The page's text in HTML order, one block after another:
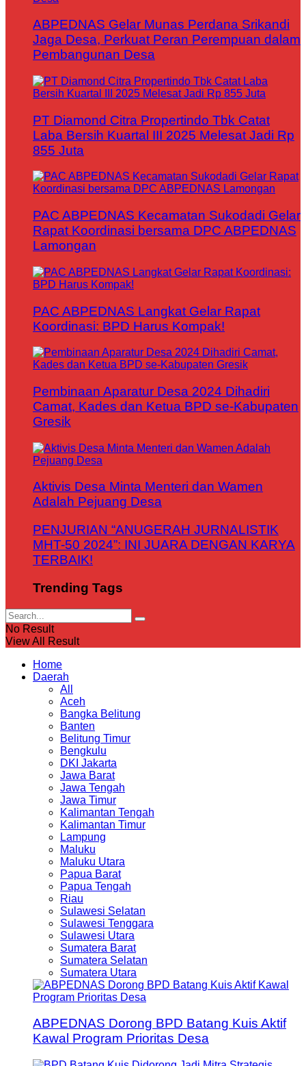
ABPEDNAS Gelar Munas Perdana Srikandi
Jaga Desa, Perkuat Peran Perempuan dalam
Pembangunan Desa
PT Diamond Citra Propertindo Tbk Catat
Laba Bersih Kuartal III 2025 Melesat Jadi Rp
855 Juta
PAC ABPEDNAS Kecamatan Sukodadi Gelar
Rapat Koordinasi bersama DPC ABPEDNAS
Lamongan
PAC ABPEDNAS Langkat Gelar Rapat
Koordinasi: BPD Harus Kompak!
Pembinaan Aparatur Desa 2024 Dihadiri
Camat, Kades dan Ketua BPD se-Kabupaten
Gresik
Aktivis Desa Minta Menteri dan Wamen
Adalah Pejuang Desa
PENJURIAN “ANUGERAH JURNALISTIK
MHT-50 2024”: INI JUARA DENGAN KARYA
TERBAIK!
Trending Tags
No Result
View All Result
Home
Daerah
All
Aceh
Bangka Belitung
Banten
Belitung Timur
Bengkulu
DKI Jakarta
Jawa Barat
Jawa Tengah
Jawa Timur
Kalimantan Tengah
Kalimantan Timur
Lampung
Maluku
Maluku Utara
Papua Barat
Papua Tengah
Riau
Sulawesi Selatan
Sulawesi Tenggara
Sulawesi Utara
Sumatera Barat
Sumatera Selatan
Sumatera Utara
ABPEDNAS Dorong BPD Batang Kuis Aktif
Kawal Program Prioritas Desa